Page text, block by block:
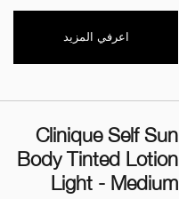
اعرفي المزيد
Clinique Self Sun
Body Tinted Lotion
Light - Medium